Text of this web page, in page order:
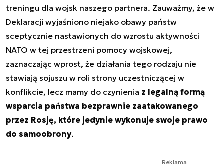
treningu dla wojsk naszego partnera. Zauważmy, że w
Deklaracji wyjaśniono niejako obawy państw
sceptycznie nastawionych do wzrostu aktywności
NATO w tej przestrzeni pomocy wojskowej,
zaznaczając wprost, że działania tego rodzaju nie
stawiają sojuszu w roli strony uczestniczącej w
konflikcie, lecz mamy do czynienia z legalną formą
wsparcia państwa bezprawnie zaatakowanego
przez Rosję, które jedynie wykonuje swoje prawo
do samoobrony.
Reklama